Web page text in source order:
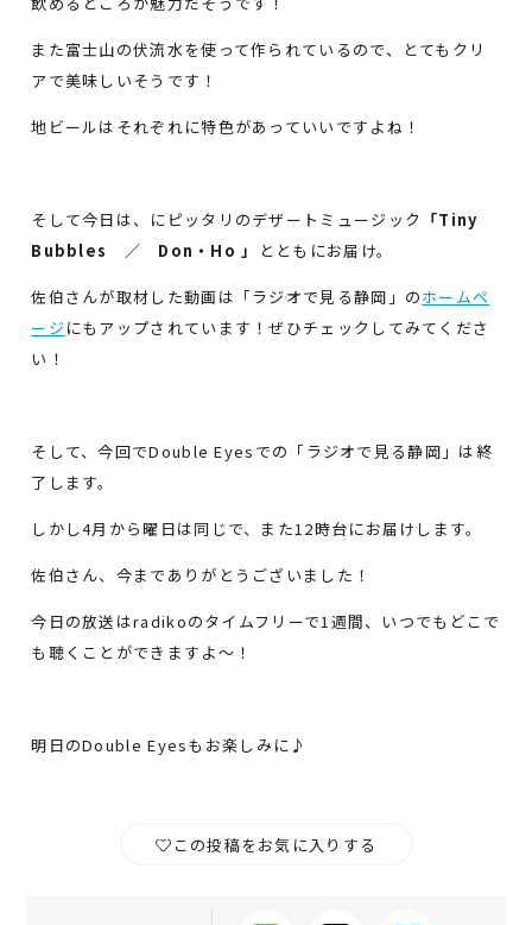
また富士山の伏流水を使って作られているので、とてもクリ
アで美味しいそうです！
地ビールはそれぞれに特色があっていいですよね！
そして今日は、にピッタリのデザートミュージック 「Tiny
Bubbles ／ Don・Ho 」 とともにお届け。
佐伯さんが取材した動画は「ラジオで見る静岡」のホームペ
ージ にもアップされています！ぜひチェックしてみてくださ
い！
そして、今回でDouble Eyesでの「ラジオで見る静岡」は終
了します。
しかし4月から曜日は同じで、また12時台にお届けします。
佐伯さん、今までありがとうございました！
今日の放送はradikoのタイムフリーで1週間、いつでもどこで
も聴くことができますよ～！
明日のDouble Eyesもお楽しみに♪
この投稿をお気に入りする